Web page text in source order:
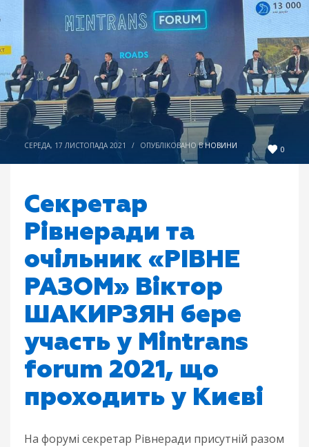
0
СЕРЕДА, 17 ЛИСТОПАДА 2021 / ОПУБЛІКОВАНО ВНОВИНИ
Секретар
Рівнеради та
очільник «РІВНЕ
РАЗОМ» Віктор
ШАКИРЗЯН бере
участь у Mintrans
forum 2021, що
проходить у Києві
На форумі секретар Рівнеради присутній разом